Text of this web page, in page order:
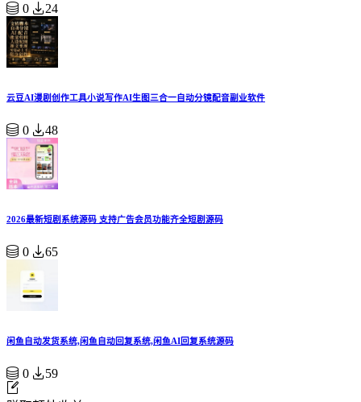
0 24
云豆AI漫剧创作工具小说写作AI生图三合一自动分镜配音副业软件
0 48
2026最新短剧系统源码 支持广告会员功能齐全短剧源码
0 65
闲鱼自动发货系统,闲鱼自动回复系统,闲鱼AI回复系统源码
0 59